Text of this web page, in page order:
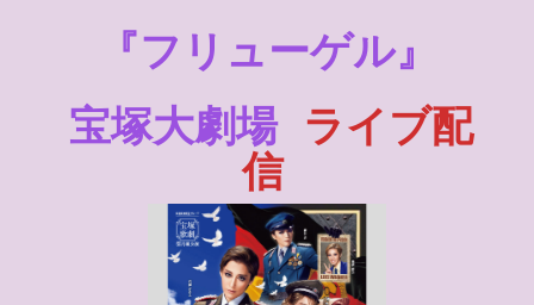
『フリューゲル』
宝塚大劇場 ライブ配
信